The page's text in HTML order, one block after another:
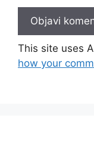
This site uses
how your